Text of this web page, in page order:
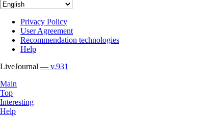
Privacy Policy
User Agreement
Recommendation technologies
Help
LiveJournal — v.931
Main
Top
Interesting
Help